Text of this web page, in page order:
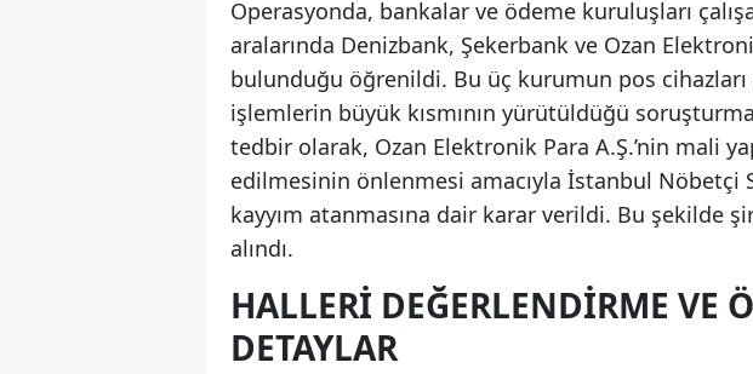
Operasyonda, bankalar ve ödeme kuruluşları
aralarında Denizbank, Şekerbank ve Ozan
bulunduğu öğrenildi. Bu üç kurumun pos
işlemlerin büyük kısmının yürütüldüğü
tedbir olarak, Ozan Elektronik Para A.Ş.’nin mali
edilmesinin önlenmesi amacıyla İstanbul Nöbetçi
kayyım atanmasına dair karar verildi. Bu şekilde
alındı.
HALLERI DEĞERLENDIRME VE
DETAYLAR